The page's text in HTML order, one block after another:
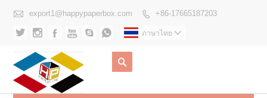
 export1@happypaperbox.com  +86-17665187203
      ภาษาไทย 
